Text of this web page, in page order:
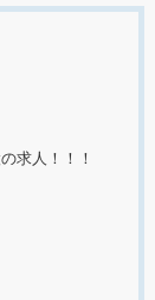
求人！！！